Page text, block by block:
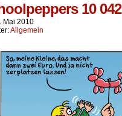
10 042
Mai 2010
Allgemein